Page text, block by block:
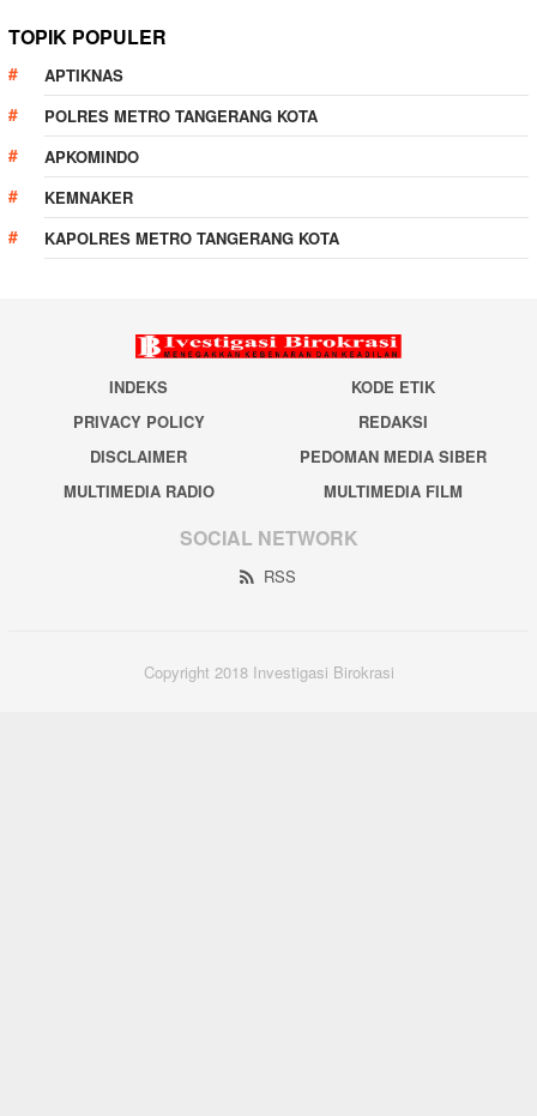
TOPIK POPULER
APTIKNAS
POLRES METRO TANGERANG KOTA
APKOMINDO
KEMNAKER
KAPOLRES METRO TANGERANG KOTA
INDEKS
KODE ETIK
PRIVACY POLICY
REDAKSI
DISCLAIMER
PEDOMAN MEDIA SIBER
MULTIMEDIA RADIO
MULTIMEDIA FILM
SOCIAL NETWORK
RSS
Copyright 2018 Investigasi Birokrasi